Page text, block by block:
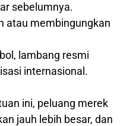
sebelumnya.
atau membingungkan
lambang resmi
internasional.
ini, peluang merek
jauh lebih besar, dan